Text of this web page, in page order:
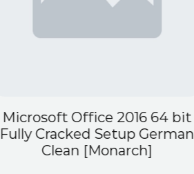
Microsoft Office 2016 64 bit
Fully Cracked Setup German
Clean [Monarch]